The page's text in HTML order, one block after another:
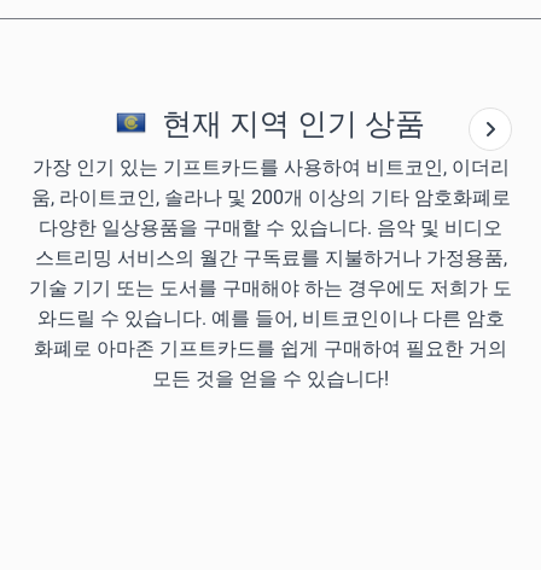
현재 지역 인기 상품
가장 인기 있는 기프트카드를 사용하여 비트코인, 이더리
움, 라이트코인, 솔라나 및 200개 이상의 기타 암호화폐로
다양한 일상용품을 구매할 수 있습니다. 음악 및 비디오
스트리밍 서비스의 월간 구독료를 지불하거나 가정용품,
기술 기기 또는 도서를 구매해야 하는 경우에도 저희가 도
와드릴 수 있습니다. 예를 들어, 비트코인이나 다른 암호
화폐로 아마존 기프트카드를 쉽게 구매하여 필요한 거의
모든 것을 얻을 수 있습니다!